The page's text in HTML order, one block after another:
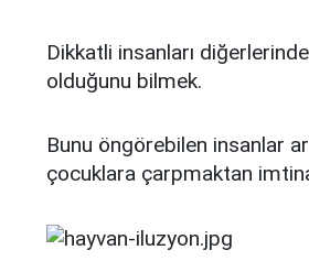
Dikkatli insanları
olduğunu bilmek.
Bunu öngörebilen insanlar
çocuklara çarpmaktan